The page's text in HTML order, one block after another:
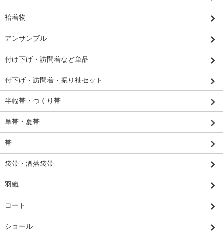
袷着物
アンサンブル
付け下げ・訪問着など単品
付下げ・訪問着・振り袖セット
半幅帯・つくり帯
単帯・夏帯
帯
袋帯・洒落袋帯
羽織
コート
ショール